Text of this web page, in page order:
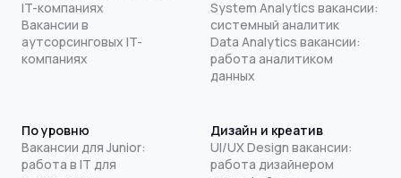
IT-компаниях
Вакансии в
аутсорсинговых IT-
компаниях
System Analytics вакансии:
системный аналитик
Data Analytics вакансии:
работа аналитиком
данных
По уровню
Вакансии для Junior:
работа в IT для
Дизайн и креатив
UI/UX Design вакансии:
работа дизайнером